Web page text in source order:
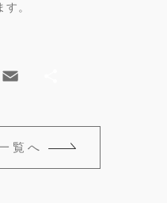
。
覧へ